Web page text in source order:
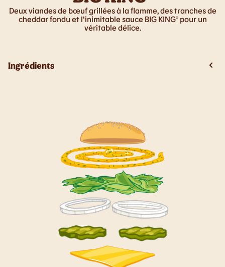
Deux viandes de bœuf grillées à la flamme, des tranches de
cheddar fondu et l'inimitable sauce BIG KING® pour un
véritable délice.
Ingrédients